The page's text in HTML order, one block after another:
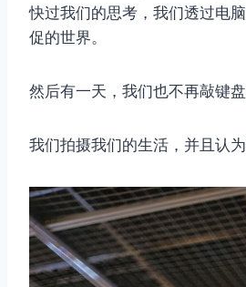
快过我们的思考，我们透过电
促的世界。
然后有一天，我们也不再敲键盘
我们拍摄我们的生活，并且认为